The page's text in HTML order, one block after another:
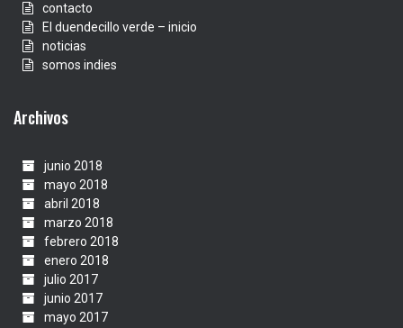
contacto
El duendecillo verde – inicio
noticias
somos indies
Archivos
junio 2018
mayo 2018
abril 2018
marzo 2018
febrero 2018
enero 2018
julio 2017
junio 2017
mayo 2017